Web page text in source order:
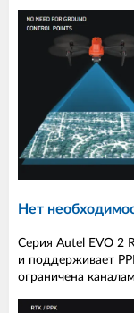
Нет
Серия Autel EVO 2
и поддерживает
ограничена